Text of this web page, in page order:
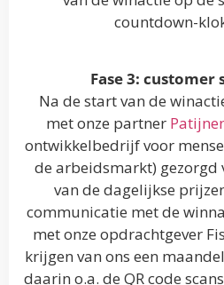
countdown-
Fase 3: customer
Na de start van de
met onze partner
ontwikkelbedrijf voor
de arbeidsmarkt) gezorgd
van de dagelijkse
communicatie met de
met onze opdrachtgever
krijgen van ons een
daarin o.a. de QR code